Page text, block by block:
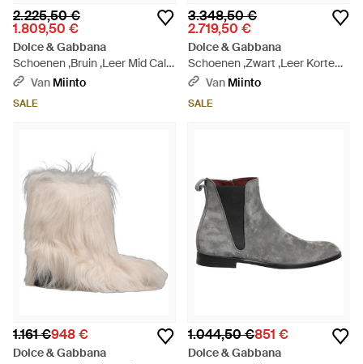
2.225,50 €
1.809,50 €
Dolce & Gabbana
Schoenen ,Bruin ,Leer Mid Calf
Laarzen - Bruin
Van Miinto
SALE
3.348,50 €
2.719,50 €
Dolce & Gabbana
Schoenen ,Zwart ,Leer Korte
Laarzen - Zwart
Van Miinto
SALE
1.161 €948 €
Dolce & Gabbana
1.044,50 €851 €
Dolce & Gabbana